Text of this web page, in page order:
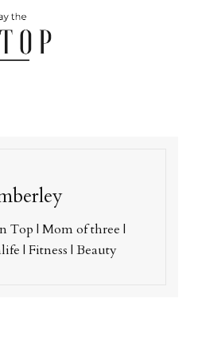
Top | Mom of three |
| Fitness | Beauty